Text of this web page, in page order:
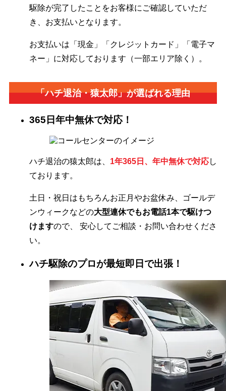
駆除が完了したことをお客様にご確認していただ
き、お支払いとなります。
お支払いは「現金」「クレジットカード」「電子マ
ネー」に対応しております（一部エリア除く）。
「ハチ退治・猿太郎」が選ばれる理由
365日年中無休で対応！
ハチ退治の猿太郎は、 1年365日、年中無休で対応し
ております。
土日・祝日はもちろんお正月やお盆休み、ゴールデ
ンウィークなどの大型連休でもお電話1本で駆けつ
けますので、 安心してご相談・お問い合わせくださ
い。
ハチ駆除のプロが最短即日で出張！